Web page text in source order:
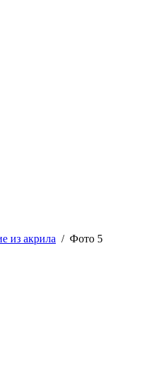
из акрила / Фото 5